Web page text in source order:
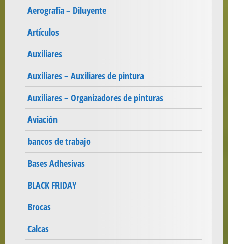
Aerografía – Diluyente
Artículos
Auxiliares
Auxiliares – Auxiliares de pintura
Auxiliares – Organizadores de pinturas
Aviación
bancos de trabajo
Bases Adhesivas
BLACK FRIDAY
Brocas
Calcas